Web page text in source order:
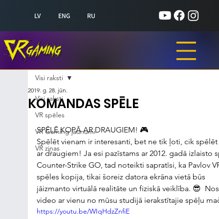
LV ENG RU
Visi raksti
VR spēles
VR Gaming jaunumi
VR ziņas
Visi raksti
KOMANDAS SPĒLE
2019. g. 28. jūn.
SPĒLĒ KOPĀ AR DRAUGIEM! 🎮
Spēlēt vienam ir interesanti, bet ne tik ļoti, cik
ar draugiem! Ja esi pazīstams ar 2012. gadā izlaisto
Counter-Strike GO, tad noteikti sapratīsi, ka Pavlov
spēles kopija, tikai šoreiz datora ekrāna vietā būs
jāizmanto virtuālā realitāte un fiziskā veiklība. 😎
video ar vienu no mūsu studijā ierakstītajie spēļu
https://youtu.be/WIqHdzZnfiE